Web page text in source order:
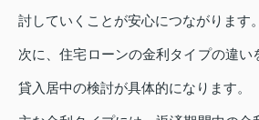
討していくことが安心につながります。
次に、住宅ローンの金利タイプの違い
貸入居中の検討が具体的になります。